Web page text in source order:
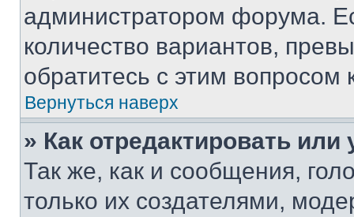
администратором форума.
количество вариантов,
обратитесь с этим вопросом
Вернуться наверх
» Как отредактировать
Так же, как и сообщения,
только их создателями,